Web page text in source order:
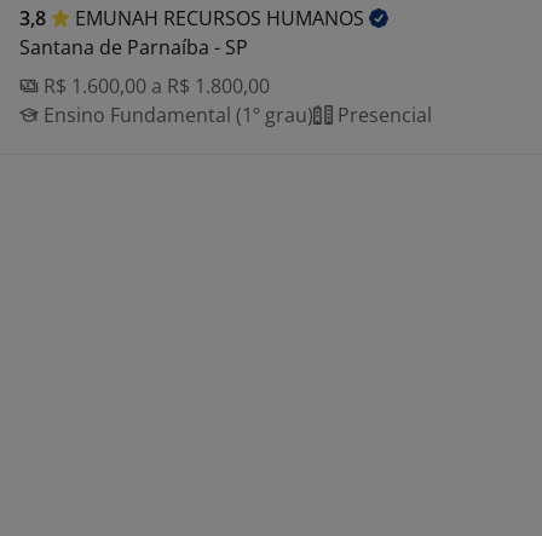
3,8 EMUNAH RECURSOS HUMANOS
Santana de Parnaíba - SP
R$ 1.600,00 a R$ 1.800,00
Ensino Fundamental (1º grau)
Presencial